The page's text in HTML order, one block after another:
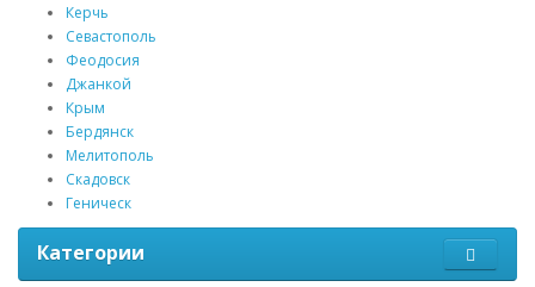
Керчь
Севастополь
Феодосия
Джанкой
Крым
Бердянск
Мелитополь
Скадовск
Геническ
Категории